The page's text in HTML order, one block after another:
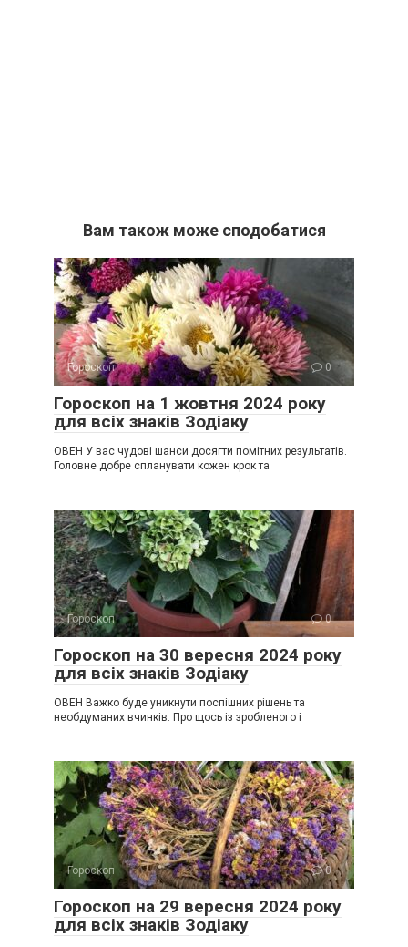
Вам також може сподобатися
Гороскоп 0
Гороскоп на 1 жовтня 2024 року
для всіх знаків Зодіаку
ОВЕН У вас чудові шанси досягти помітних результатів.
Головне добре спланувати кожен крок та
Гороскоп 0
Гороскоп на 30 вересня 2024 року
для всіх знаків Зодіаку
ОВЕН Важко буде уникнути поспішних рішень та
необдуманих вчинків. Про щось із зробленого і
Гороскоп 0
Гороскоп на 29 вересня 2024 року
для всіх знаків Зодіаку